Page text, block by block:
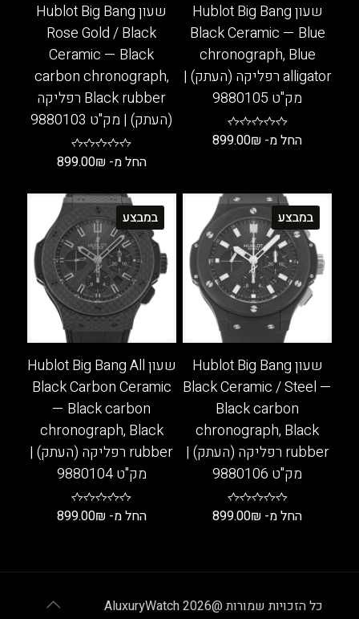
שעון Hublot Big Bang
Black Ceramic — Blue
chronograph, Blue
alligator רפליקה (העתק) |
מק"ט 9880105
החל מ- 899.00₪
יש
מספר
סוגים.
ניתן
לבחור
את
האפשרויות
בעמוד
המוצר
שעון Hublot Big Bang
Rose Gold / Black
Ceramic — Black
carbon chronograph,
Black rubber רפליקה
(העתק) | מק"ט 9880103
החל מ- 899.00₪
זה
יש
מספר
סוגים.
ניתן
לבחור
את
האפשרויות
בעמוד
המוצר
במבצע
שעון Hublot Big Bang
Black Ceramic / Steel —
Black carbon
chronograph, Black
rubber רפליקה (העתק) |
מק"ט 9880106
החל מ- 899.00₪
יש
מספר
במבצע
שעון Hublot Big Bang All
Black Carbon Ceramic
— Black carbon
chronograph, Black
rubber רפליקה (העתק) |
מק"ט 9880104
החל מ- 899.00₪
יש
כל הזכויות שמורות @AluxuryWatch 2026